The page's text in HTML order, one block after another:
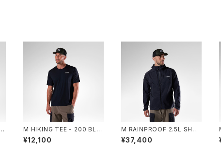
M HIKING TEE - 200 BLA
CK
¥12,100
M RAINPROOF 2.5L SHEL
L JKT - 200 BLACK
¥37,400